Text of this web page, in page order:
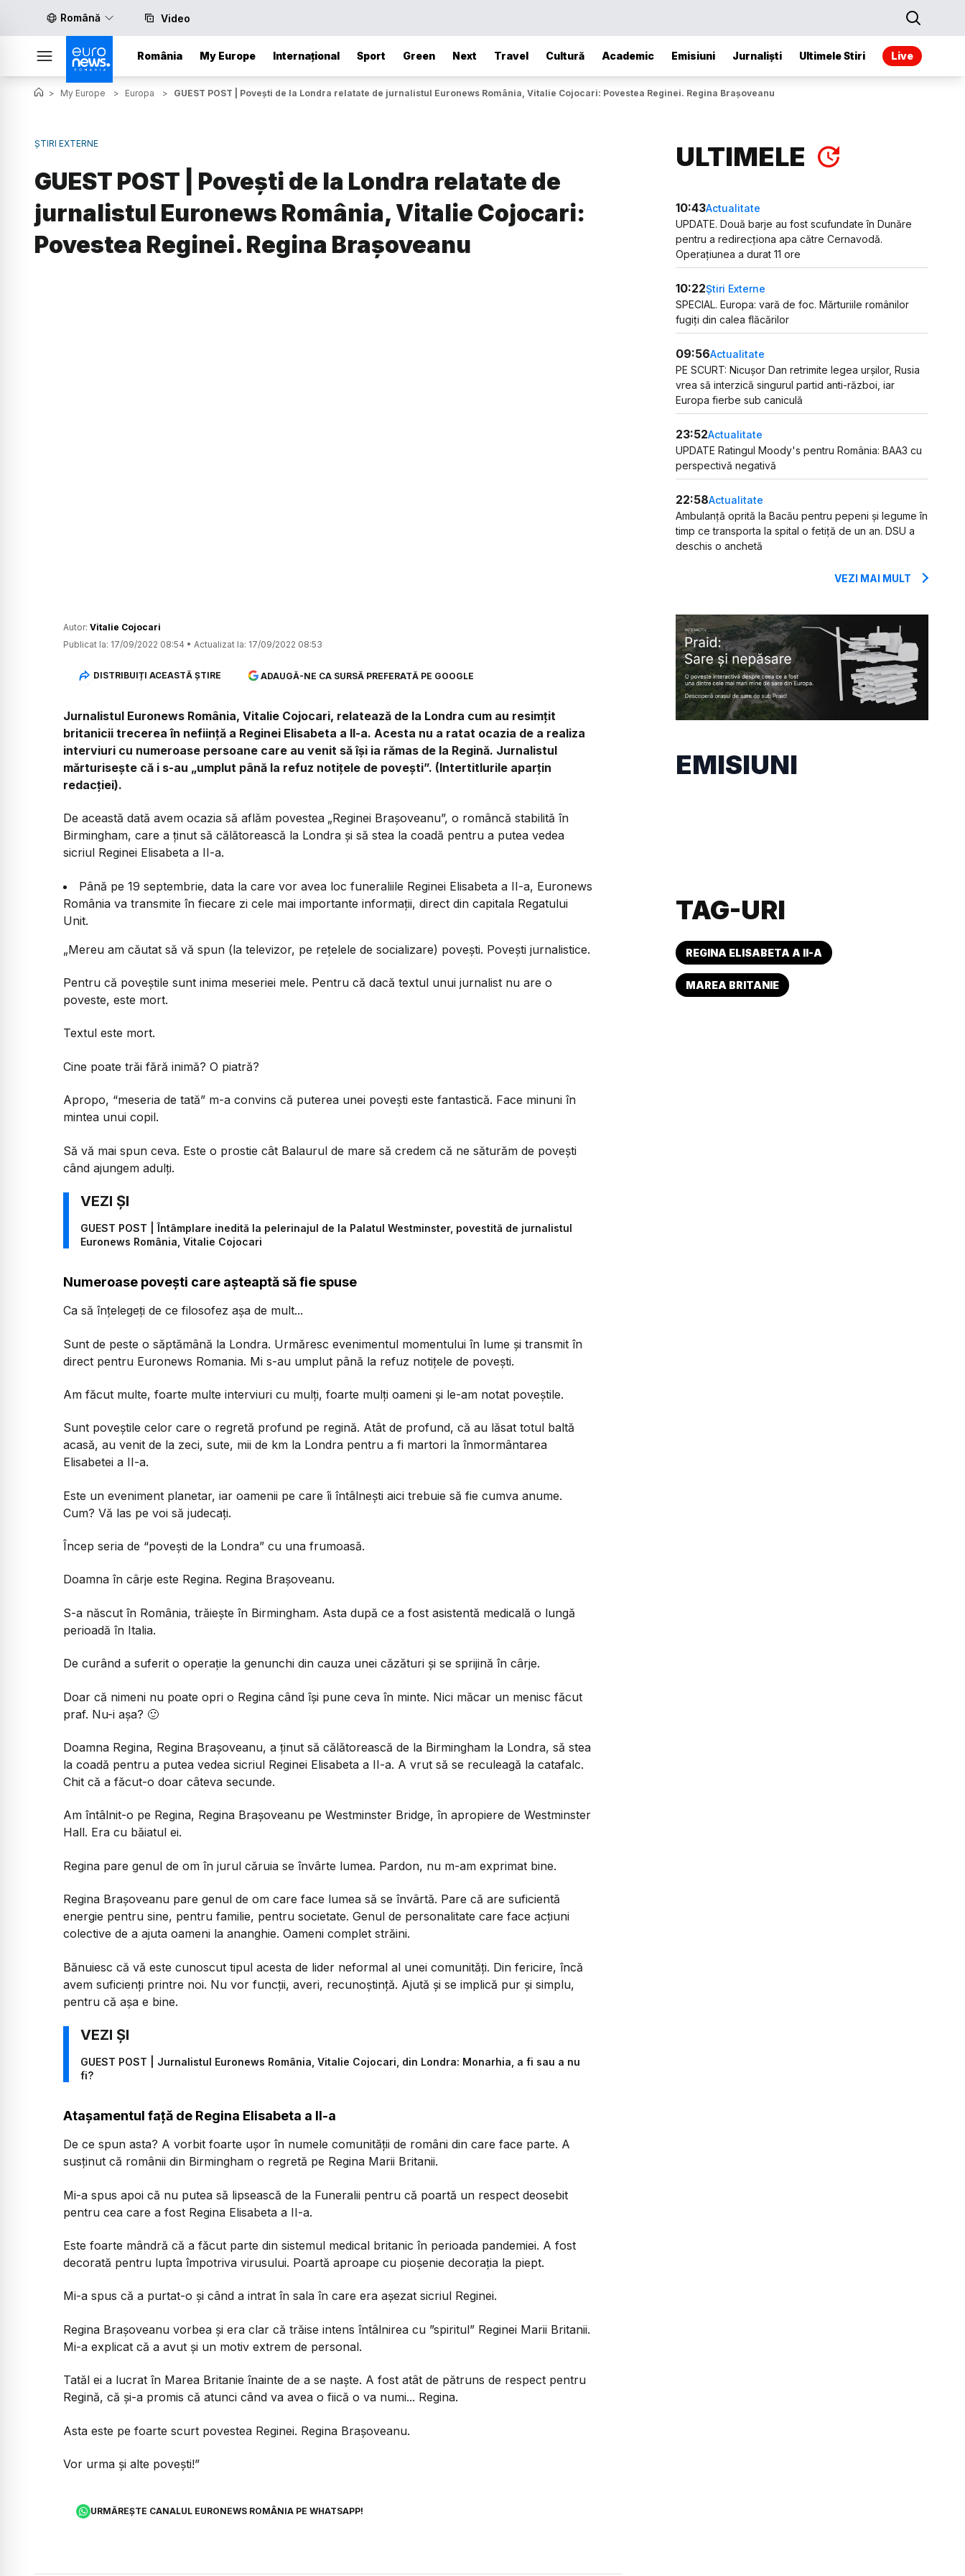
Română Video
România My Europe Internațional Sport Green Next Travel Cultură Academic Emisiuni Jurnaliști Ultimele Stiri Live
> My Europe > Europa > GUEST POST | Povești de la Londra relatate de jurnalistul Euronews România, Vitalie Cojocari: Povestea Reginei. Regina Brașoveanu
ȘTIRI EXTERNE
GUEST POST | Povești de la Londra relatate de
jurnalistul Euronews România, Vitalie Cojocari:
Povestea Reginei. Regina Brașoveanu
Autor: Vitalie Cojocari
Publicat la: 17/09/2022 08:54 • Actualizat la: 17/09/2022 08:53
DISTRIBUIȚI ACEASTĂ ȘTIRE ADAUGĂ-NE CA SURSĂ PREFERATĂ PE GOOGLE
Jurnalistul Euronews România, Vitalie Cojocari, relatează de la Londra cum au resimțit
britanicii trecerea în neființă a Reginei Elisabeta a II-a. Acesta nu a ratat ocazia de a realiza
interviuri cu numeroase persoane care au venit să își ia rămas de la Regină. Jurnalistul
mărturisește că i s-au „umplut până la refuz notițele de povești”. (Intertitlurile aparțin
redacției).
De această dată avem ocazia să aflăm povestea „Reginei Brașoveanu”, o româncă stabilită în
Birmingham, care a ținut să călătorească la Londra și să stea la coadă pentru a putea vedea
sicriul Reginei Elisabeta a II-a.
Până pe 19 septembrie, data la care vor avea loc funeraliile Reginei Elisabeta a II-a, Euronews
România va transmite în fiecare zi cele mai importante informații, direct din capitala Regatului
Unit.
„Mereu am căutat să vă spun (la televizor, pe rețelele de socializare) povești. Povești jurnalistice.
Pentru că poveștile sunt inima meseriei mele. Pentru că dacă textul unui jurnalist nu are o
poveste, este mort.
Textul este mort.
Cine poate trăi fără inimă? O piatră?
Apropo, “meseria de tată” m-a convins că puterea unei povești este fantastică. Face minuni în
mintea unui copil.
Să vă mai spun ceva. Este o prostie cât Balaurul de mare să credem că ne săturăm de povești
când ajungem adulți.
GUEST POST | Întâmplare inedită la pelerinajul de la Palatul Westminster, povestită de jurnalistul
Euronews România, Vitalie Cojocari
Numeroase povești care așteaptă să fie spuse
Ca să înțelegeți de ce filosofez așa de mult...
Sunt de peste o săptămână la Londra. Urmăresc evenimentul momentului în lume și transmit în
direct pentru Euronews Romania. Mi s-au umplut până la refuz notițele de povești.
Am făcut multe, foarte multe interviuri cu mulți, foarte mulți oameni și le-am notat poveștile.
Sunt poveștile celor care o regretă profund pe regină. Atât de profund, că au lăsat totul baltă
acasă, au venit de la zeci, sute, mii de km la Londra pentru a fi martori la înmormântarea
Elisabetei a II-a.
Este un eveniment planetar, iar oamenii pe care îi întâlnești aici trebuie să fie cumva anume.
Cum? Vă las pe voi să judecați.
Încep seria de “povești de la Londra” cu una frumoasă.
Doamna în cârje este Regina. Regina Brașoveanu.
S-a născut în România, trăiește în Birmingham. Asta după ce a fost asistentă medicală o lungă
perioadă în Italia.
De curând a suferit o operație la genunchi din cauza unei căzături și se sprijină în cârje.
Doar că nimeni nu poate opri o Regina când își pune ceva în minte. Nici măcar un menisc făcut
praf. Nu-i așa? 🙂
Doamna Regina, Regina Brașoveanu, a ținut să călătorească de la Birmingham la Londra, să stea
la coadă pentru a putea vedea sicriul Reginei Elisabeta a II-a. A vrut să se reculeagă la catafalc.
Chit că a făcut-o doar câteva secunde.
Am întâlnit-o pe Regina, Regina Brașoveanu pe Westminster Bridge, în apropiere de Westminster
Hall. Era cu băiatul ei.
Regina pare genul de om în jurul căruia se învârte lumea. Pardon, nu m-am exprimat bine.
Regina Brașoveanu pare genul de om care face lumea să se învârtă. Pare că are suficientă
energie pentru sine, pentru familie, pentru societate. Genul de personalitate care face acțiuni
colective de a ajuta oameni la ananghie. Oameni complet străini.
Bănuiesc că vă este cunoscut tipul acesta de lider neformal al unei comunități. Din fericire, încă
avem suficienți printre noi. Nu vor funcții, averi, recunoștință. Ajută și se implică pur și simplu,
pentru că așa e bine.
GUEST POST | Jurnalistul Euronews România, Vitalie Cojocari, din Londra: Monarhia, a fi sau a nu
fi?
Atașamentul față de Regina Elisabeta a II-a
De ce spun asta? A vorbit foarte ușor în numele comunității de români din care face parte. A
susținut că românii din Birmingham o regretă pe Regina Marii Britanii.
Mi-a spus apoi că nu putea să lipsească de la Funeralii pentru că poartă un respect deosebit
pentru cea care a fost Regina Elisabeta a II-a.
Este foarte mândră că a făcut parte din sistemul medical britanic în perioada pandemiei. A fost
decorată pentru lupta împotriva virusului. Poartă aproape cu pioșenie decorația la piept.
Mi-a spus că a purtat-o și când a intrat în sala în care era așezat sicriul Reginei.
Regina Brașoveanu vorbea și era clar că trăise intens întâlnirea cu ”spiritul” Reginei Marii Britanii.
Mi-a explicat că a avut și un motiv extrem de personal.
Tatăl ei a lucrat în Marea Britanie înainte de a se naște. A fost atât de pătruns de respect pentru
Regină, că și-a promis că atunci când va avea o fiică o va numi... Regina.
Asta este pe foarte scurt povestea Reginei. Regina Brașoveanu.
Vor urma și alte povești!”
URMĂREȘTE CANALUL EURONEWS ROMÂNIA PE WHATSAPP!
ULTIMELE
10:43Actualitate
UPDATE. Două barje au fost scufundate în Dunăre
pentru a redirecționa apa către Cernavodă.
Operațiunea a durat 11 ore
10:22Știri Externe
SPECIAL. Europa: vară de foc. Mărturiile românilor
fugiți din calea flăcărilor
09:56Actualitate
PE SCURT: Nicușor Dan retrimite legea urșilor, Rusia
vrea să interzică singurul partid anti-război, iar
Europa fierbe sub caniculă
23:52Actualitate
UPDATE Ratingul Moody's pentru România: BAA3 cu
perspectivă negativă
22:58Actualitate
Ambulanță oprită la Bacău pentru pepeni și legume în
timp ce transporta la spital o fetiță de un an. DSU a
deschis o anchetă
VEZI MAI MULT
EMISIUNI
TAG-URI
REGINA ELISABETA A II-A
MAREA BRITANIE